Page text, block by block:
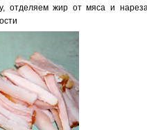
отделяем жир от мяса и